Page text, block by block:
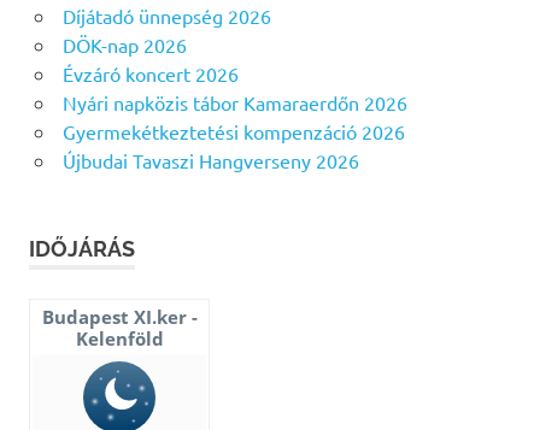
Díjátadó ünnepség 2026
DÖK-nap 2026
Évzáró koncert 2026
Nyári napközis tábor Kamaraerdőn 2026
Gyermekétkeztetési kompenzáció 2026
Újbudai Tavaszi Hangverseny 2026
IDŐJÁRÁS